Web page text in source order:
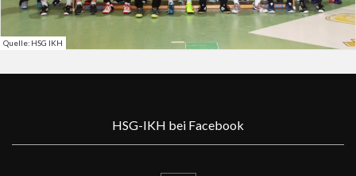
Quelle: HSG IKH
HSG-IKH bei Facebook